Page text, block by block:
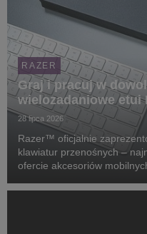
RAZER
Graj i pracuj w
wielozadaniowe etui
28 lipca 2026
Razer™ oficjalnie
klawiatur przenośnych –
ofercie akcesoriów
tabletów i konsol